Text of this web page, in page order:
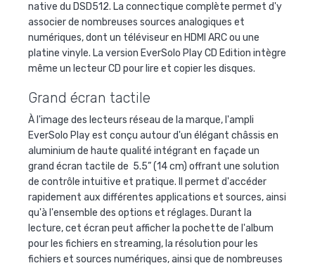
native du DSD512. La connectique complète permet d'y
associer de nombreuses sources analogiques et
numériques, dont un téléviseur en HDMI ARC ou une
platine vinyle. La version EverSolo Play CD Edition intègre
même un lecteur CD pour lire et copier les disques.
Grand écran tactile
À l'image des lecteurs réseau de la marque, l'ampli
EverSolo Play est conçu autour d'un élégant châssis en
aluminium de haute qualité intégrant en façade un
grand écran tactile de 5.5” (14 cm) offrant une solution
de contrôle intuitive et pratique. Il permet d'accéder
rapidement aux différentes applications et sources, ainsi
qu'à l'ensemble des options et réglages. Durant la
lecture, cet écran peut afficher la pochette de l'album
pour les fichiers en streaming, la résolution pour les
fichiers et sources numériques, ainsi que de nombreuses